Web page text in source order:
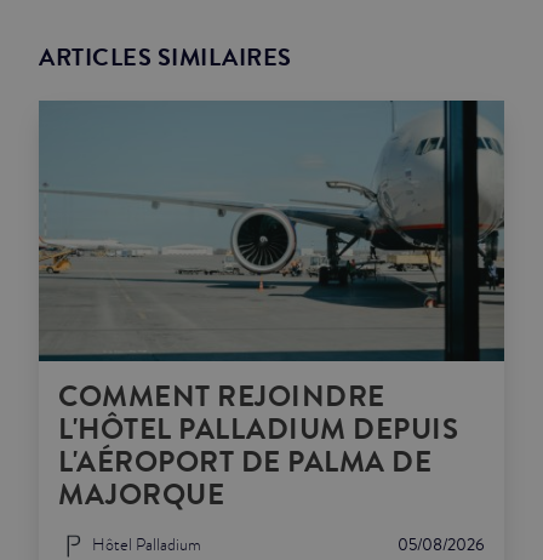
ARTICLES SIMILAIRES
COMMENT REJOINDRE
L'HÔTEL PALLADIUM DEPUIS
L'AÉROPORT DE PALMA DE
MAJORQUE
05/08/2026
Hôtel Palladium